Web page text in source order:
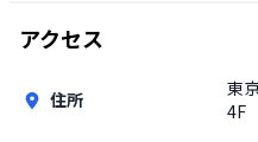
アクセス
住所
東
4F